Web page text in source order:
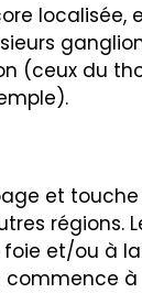
localisée,
(ceux du
et
régions.
foie et/ou à
commence à